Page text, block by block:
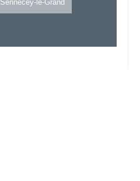
Sennecey-le-Grand